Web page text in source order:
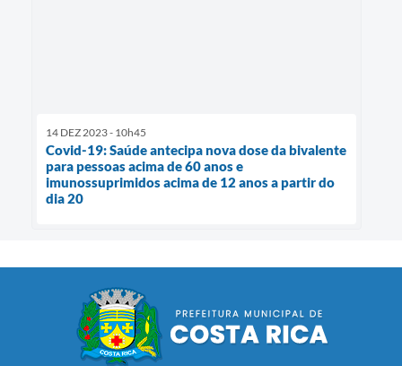
14 DEZ 2023 - 10h45
Covid-19: Saúde antecipa nova dose da bivalente
para pessoas acima de 60 anos e
imunossuprimidos acima de 12 anos a partir do
dia 20